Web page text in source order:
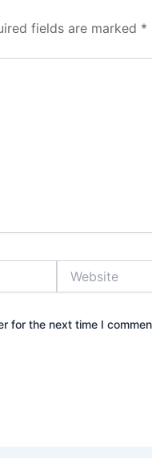
fields are marked *
for the next time I